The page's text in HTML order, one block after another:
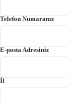
Telefon Numaranız
E-posta Adresiniz
İl